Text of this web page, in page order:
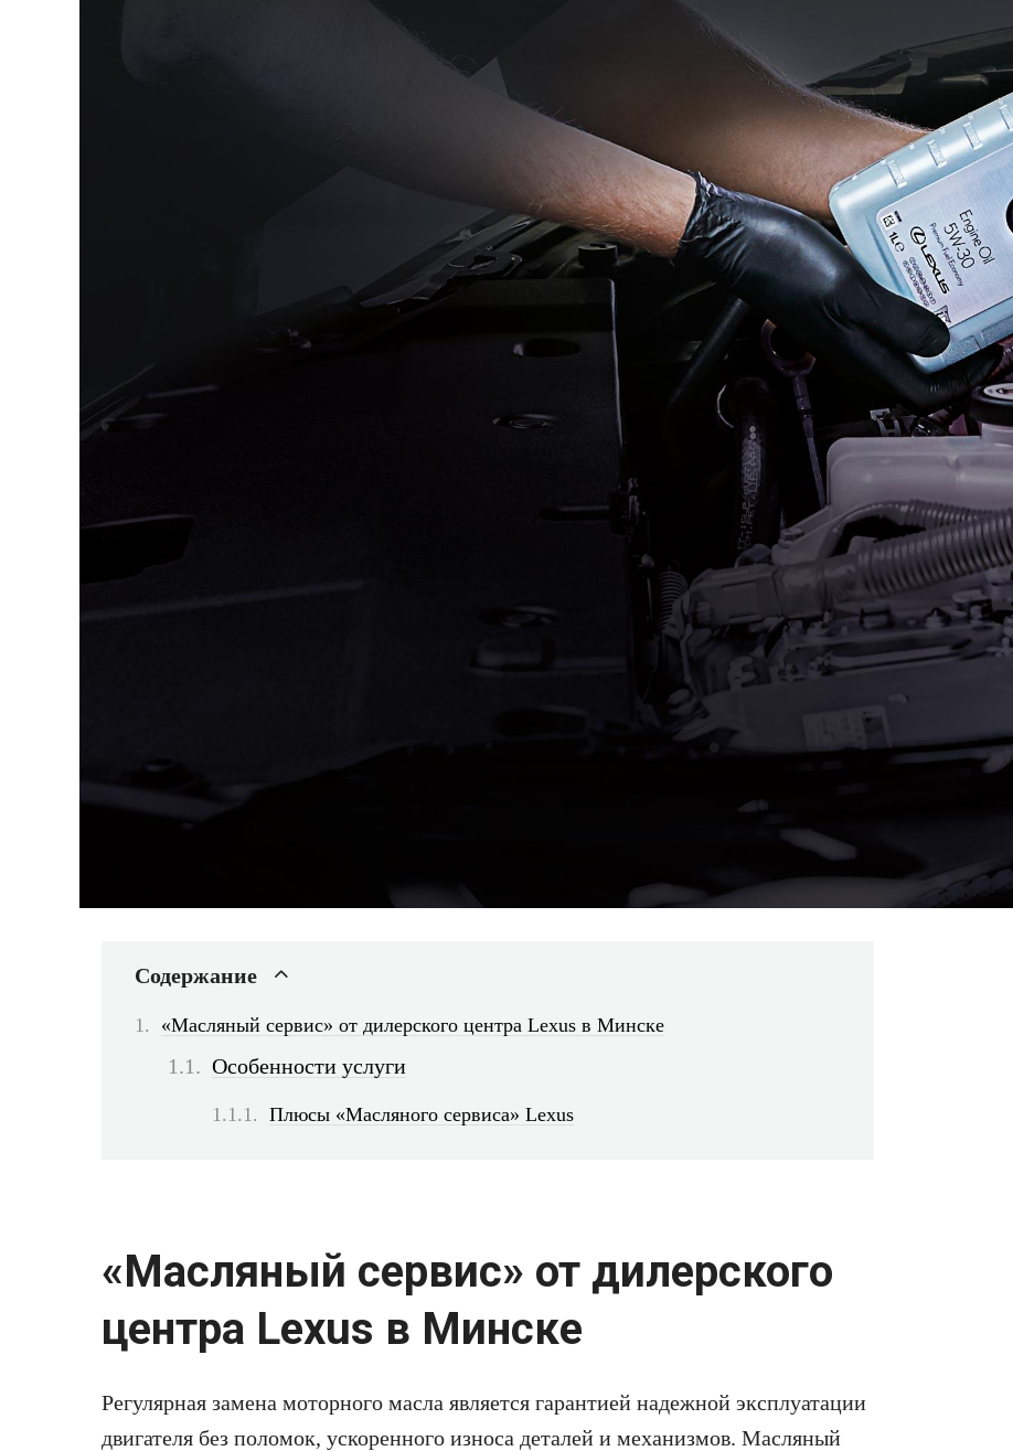
Содержание
«Масляный сервис» от дилерского центра Lexus в Минске
Особенности услуги
Плюсы «Масляного сервиса» Lexus
«Масляный сервис» от дилерского
центра Lexus в Минске
Регулярная замена моторного масла является гарантией надежной эксплуатации
двигателя без поломок, ускоренного износа деталей и механизмов. Масляный